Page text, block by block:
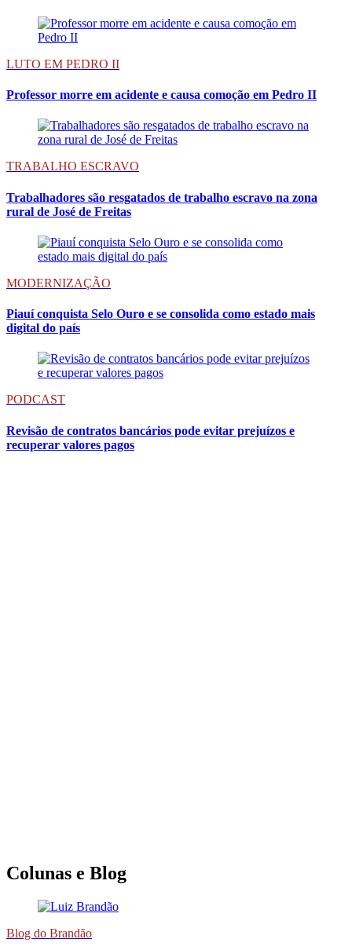
LUTO EM PEDRO II
Professor morre em acidente e causa comoção em Pedro II
TRABALHO ESCRAVO
Trabalhadores são resgatados de trabalho escravo na zona
rural de José de Freitas
MODERNIZAÇÃO
Piauí conquista Selo Ouro e se consolida como estado mais
digital do país
PODCAST
Revisão de contratos bancários pode evitar prejuízos e
recuperar valores pagos
Colunas e Blog
Blog do Brandão